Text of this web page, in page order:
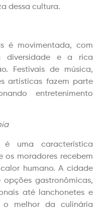
dessa cultura.
é movimentada, com
diversidade e a rica
Festivais de música,
artísticas fazem parte
entretenimento
é uma característica
os moradores recebem
humano. A cidade
gastronômicas,
até lanchonetes e
o melhor da culinária